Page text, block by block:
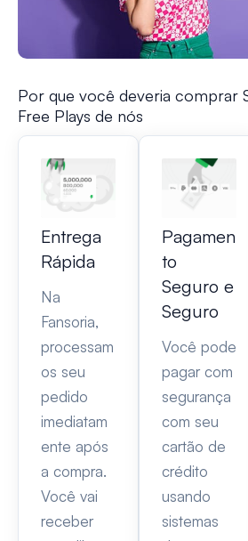
Por que você deveria comprar
Free Plays de nós
Entrega
Rápida
Na
Fansoria,
processam
os seu
pedido
imediatam
ente após
a compra.
Você vai
receber
Pagamen
to
Seguro e
Seguro
Você pode
pagar com
segurança
com seu
cartão de
crédito
usando
sistemas